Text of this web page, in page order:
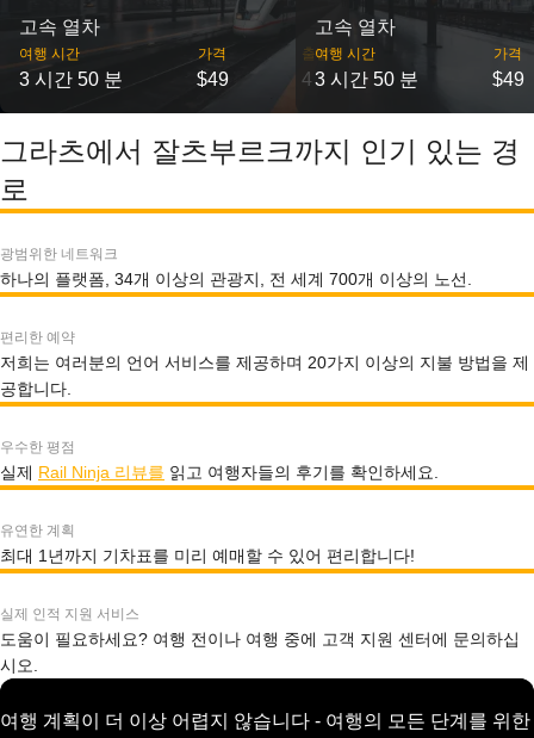
고속 열차
여행 시간
3 시간 50 분
가격
$49
출발
4
고속 열차
여행 시간
3 시간 50 분
가격
$49
그라츠에서 잘츠부르크까지 인기 있는 경
로
광범위한 네트워크
하나의 플랫폼, 34개 이상의 관광지, 전 세계 700개 이상의 노선.
편리한 예약
저희는 여러분의 언어 서비스를 제공하며 20가지 이상의 지불 방법을 제
공합니다.
우수한 평점
실제 Rail Ninja 리뷰를 읽고 여행자들의 후기를 확인하세요.
유연한 계획
최대 1년까지 기차표를 미리 예매할 수 있어 편리합니다!
실제 인적 지원 서비스
도움이 필요하세요? 여행 전이나 여행 중에 고객 지원 센터에 문의하십
시오.
여행 계획이 더 이상 어렵지 않습니다 - 여행의 모든 단계를 위한